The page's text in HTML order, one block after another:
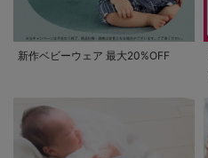
新作ベビーウェア 最大20%OFF